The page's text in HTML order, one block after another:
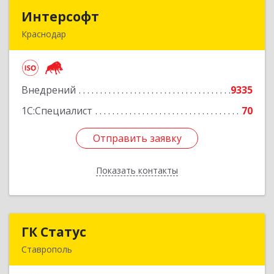
Интерсофт
Краснодар
Внедрений
9335
1С:Специалист
70
Отправить заявку
Показать контакты
Подробнее
Отправить заявку
Назад
ГК Статус
Ставрополь